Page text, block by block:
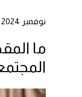
نوفمبر 2024 BY
ما